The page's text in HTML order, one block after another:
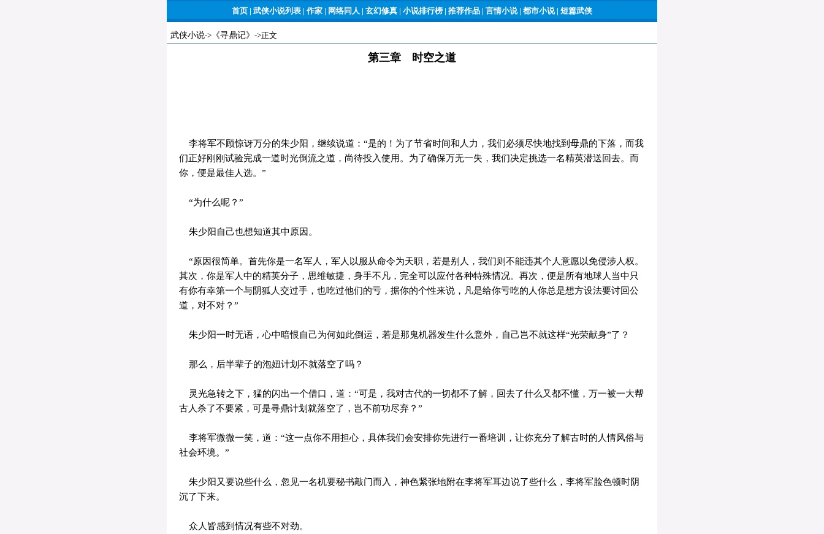
首页 | 武侠小说列表 | 作家 | 网络同人 | 玄幻修真 | 小说排行榜 | 推荐作品 | 言情小说| 都市小说 | 短篇武侠
武侠小说-> 《寻鼎记》 ->正文
第三章 时空之道
李将军不顾惊讶万分的朱少阳，继续说道：“是的！为了节省时间和人力，我们必须尽快地找到母鼎的下落，而我
们正好刚刚试验完成一道时光倒流之道，尚待投入使用。为了确保万无一失，我们决定挑选一名精英潜送回去。而
你，便是最佳人选。”
“为什么呢？”
朱少阳自己也想知道其中原因。
“原因很简单。首先你是一名军人，军人以服从命令为天职，若是别人，我们则不能违其个人意愿以免侵涉人权。
其次，你是军人中的精英分子，思维敏捷，身手不凡，完全可以应付各种特殊情况。再次，便是所有地球人当中只
有你有幸第一个与阴狐人交过手，也吃过他们的亏，据你的个性来说，凡是给你亏吃的人你总是想方设法要讨回公
道，对不对？”
朱少阳一时无语，心中暗恨自己为何如此倒运，若是那鬼机器发生什么意外，自己岂不就这样“光荣献身”了？
那么，后半辈子的泡妞计划不就落空了吗？
灵光急转之下，猛的闪出一个借口，道：“可是，我对古代的一切都不了解，回去了什么又都不懂，万一被一大帮
古人杀了不要紧，可是寻鼎计划就落空了，岂不前功尽弃？”
李将军微微一笑，道：“这一点你不用担心，具体我们会安排你先进行一番培训，让你充分了解古时的人情风俗与
社会环境。”
朱少阳又要说些什么，忽见一名机要秘书敲门而入，神色紧张地附在李将军耳边说了些什么，李将军脸色顿时阴
沉了下来。
众人皆感到情况有些不对劲。